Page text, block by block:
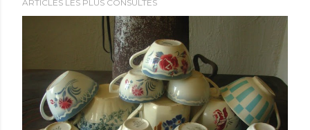
ARTICLES LES PLUS CONSULTÉS